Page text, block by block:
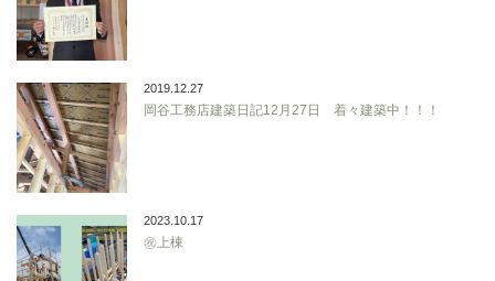
2019.12.27
岡谷工務店建築日記12月27日 着々建築中！！！
2023.10.17
㊗上棟